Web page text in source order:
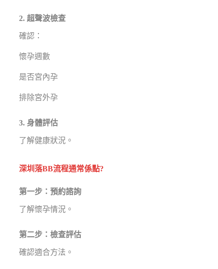
2. 超聲波檢查
確認：
懷孕週數
是否宮內孕
排除宮外孕
3. 身體評估
了解健康狀況。
深圳落BB流程通常係點?
第一步：預約諮詢
了解懷孕情況。
第二步：檢查評估
確認適合方法。